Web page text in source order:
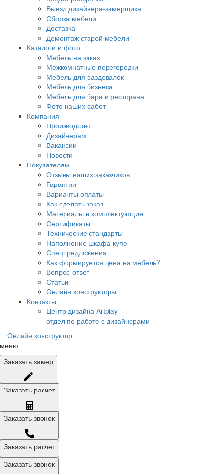
Выезд дизайнера-замерщика
Сборка мебели
Доставка
Демонтаж старой мебели
Каталоги и фото
Мебель на заказ
Межкомнатные перегородки
Мебель для раздевалок
Мебель для бизнеса
Мебель для бара и ресторана
Фото наших работ
Компания
Производство
Дизайнерам
Вакансии
Новости
Покупателям
Отзывы наших заказчиков
Гарантии
Варианты оплаты
Как сделать заказ
Материалы и комплектующие
Сертификаты
Технические стандарты
Наполнение шкафа-купе
Спецпредложения
Как формируется цена на мебель?
Вопрос-ответ
Статьи
Онлайн конструкторы
Контакты
Центр дизайна Artplay
отдел по работе с дизайнерами
Онлайн конструктор
меню
Заказать замер
Заказать расчет
Заказать звонок
Заказать расчет
Заказать звонок